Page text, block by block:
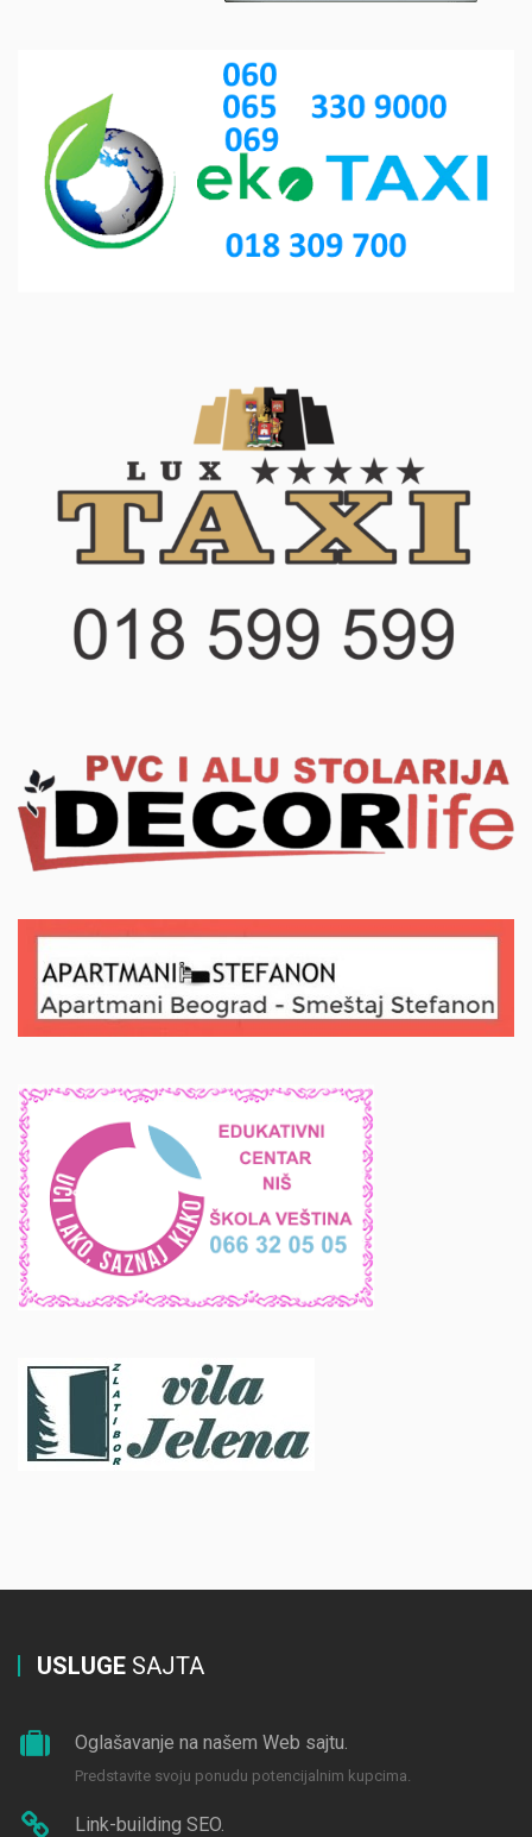
USLUGE SAJTA
Oglašavanje na našem Web sajtu.
Predstavite svoju ponudu potencijalnim kupcima.
Link-building SEO.